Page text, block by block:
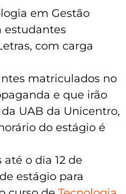
em Gestão
estudantes
com carga
matriculados no
e que irão
UAB da Unicentro,
do estágio é
o dia 12 de
estágio para